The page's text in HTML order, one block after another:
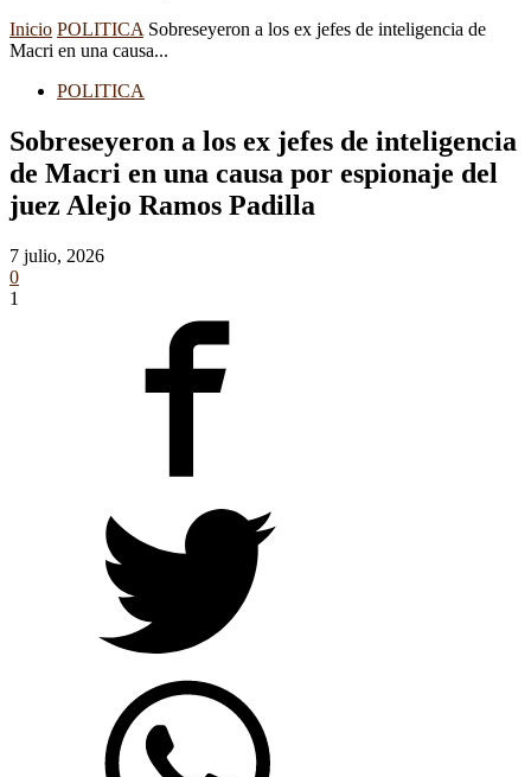
Inicio POLITICA Sobreseyeron a los ex jefes de inteligencia de
Macri en una causa...
POLITICA
Sobreseyeron a los ex jefes de inteligencia
de Macri en una causa por espionaje del
juez Alejo Ramos Padilla
7 julio, 2026
0
1